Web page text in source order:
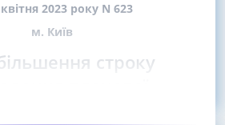
квітня 2023 року N 623
м. Київ
строку